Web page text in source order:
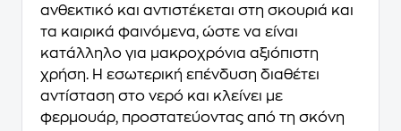
ανθεκτικό και αντιστέκεται στη σκουριά και
τα καιρικά φαινόμενα, ώστε να είναι
κατάλληλο για μακροχρόνια αξιόπιστη
χρήση. Η εσωτερική επένδυση διαθέτει
αντίσταση στο νερό και κλείνει με
φερμουάρ, προστατεύοντας από τη σκόνη